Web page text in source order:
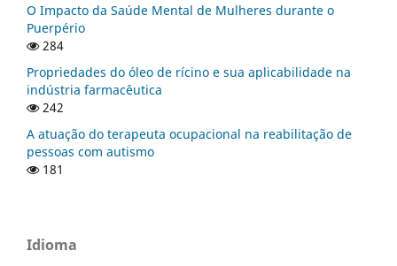
O Impacto da Saúde Mental de Mulheres durante o
Puerpério
284
Propriedades do óleo de rícino e sua aplicabilidade na
indústria farmacêutica
242
A atuação do terapeuta ocupacional na reabilitação de
pessoas com autismo
181
Idioma